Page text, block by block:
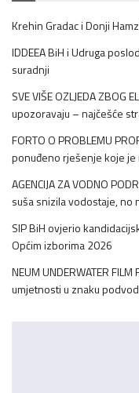
Krehin Gradac i Donji
IDDEEA BiH i Udruga
suradnji
SVE VIŠE OZLJEDA ZBOG
upozoravaju – najčešće
FORTO O PROBLEMU
ponuđeno rješenje koje je
AGENCIJA ZA VODNO
suša snizila vodostaje, no
SIP BiH ovjerio
Općim izborima 2026
NEUM UNDERWATER
umjetnosti u znaku